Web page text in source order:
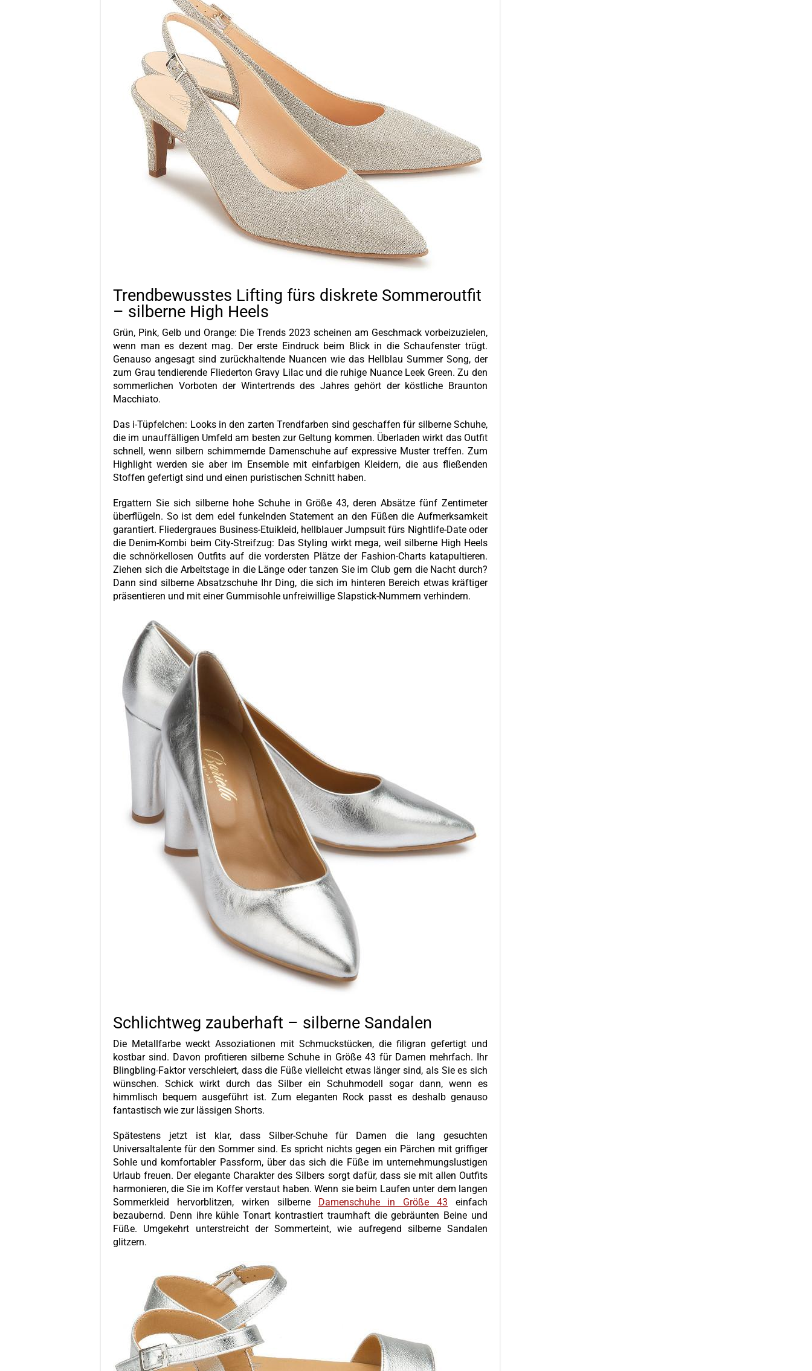
Trendbewusstes Lifting fürs diskrete Sommeroutfit
– silberne High Heels
Grün, Pink, Gelb und Orange: Die Trends 2023 scheinen am Geschmack vorbeizuzielen,
wenn man es dezent mag. Der erste Eindruck beim Blick in die Schaufenster trügt.
Genauso angesagt sind zurückhaltende Nuancen wie das Hellblau Summer Song, der
zum Grau tendierende Fliederton Gravy Lilac und die ruhige Nuance Leek Green. Zu den
sommerlichen Vorboten der Wintertrends des Jahres gehört der köstliche Braunton
Macchiato.
Das i-Tüpfelchen: Looks in den zarten Trendfarben sind geschaffen für silberne Schuhe,
die im unauffälligen Umfeld am besten zur Geltung kommen. Überladen wirkt das Outfit
schnell, wenn silbern schimmernde Damenschuhe auf expressive Muster treffen. Zum
Highlight werden sie aber im Ensemble mit einfarbigen Kleidern, die aus fließenden
Stoffen gefertigt sind und einen puristischen Schnitt haben.
Ergattern Sie sich silberne hohe Schuhe in Größe 43, deren Absätze fünf Zentimeter
überflügeln. So ist dem edel funkelnden Statement an den Füßen die Aufmerksamkeit
garantiert. Fliedergraues Business-Etuikleid, hellblauer Jumpsuit fürs Nightlife-Date oder
die Denim-Kombi beim City-Streifzug: Das Styling wirkt mega, weil silberne High Heels
die schnörkellosen Outfits auf die vordersten Plätze der Fashion-Charts katapultieren.
Ziehen sich die Arbeitstage in die Länge oder tanzen Sie im Club gern die Nacht durch?
Dann sind silberne Absatzschuhe Ihr Ding, die sich im hinteren Bereich etwas kräftiger
präsentieren und mit einer Gummisohle unfreiwillige Slapstick-Nummern verhindern.
Schlichtweg zauberhaft – silberne Sandalen
Die Metallfarbe weckt Assoziationen mit Schmuckstücken, die filigran gefertigt und
kostbar sind. Davon profitieren silberne Schuhe in Größe 43 für Damen mehrfach. Ihr
Blingbling-Faktor verschleiert, dass die Füße vielleicht etwas länger sind, als Sie es sich
wünschen. Schick wirkt durch das Silber ein Schuhmodell sogar dann, wenn es
himmlisch bequem ausgeführt ist. Zum eleganten Rock passt es deshalb genauso
fantastisch wie zur lässigen Shorts.
Spätestens jetzt ist klar, dass Silber-Schuhe für Damen die lang gesuchten
Universaltalente für den Sommer sind. Es spricht nichts gegen ein Pärchen mit griffiger
Sohle und komfortabler Passform, über das sich die Füße im unternehmungslustigen
Urlaub freuen. Der elegante Charakter des Silbers sorgt dafür, dass sie mit allen Outfits
harmonieren, die Sie im Koffer verstaut haben. Wenn sie beim Laufen unter dem langen
Sommerkleid hervorblitzen, wirken silberne
Damenschuhe in Größe 43 einfach
bezaubernd. Denn ihre kühle Tonart kontrastiert traumhaft die gebräunten Beine und
Füße. Umgekehrt unterstreicht der Sommerteint, wie aufregend silberne Sandalen
glitzern.